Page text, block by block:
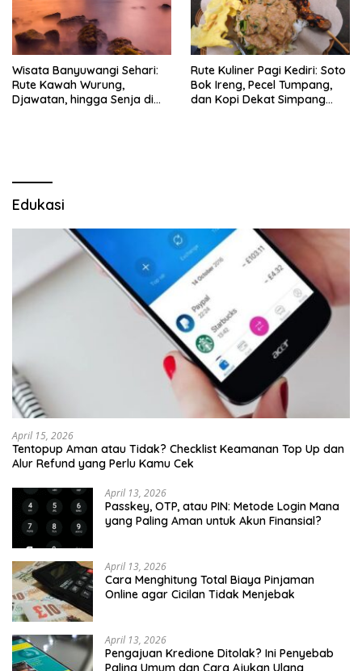
Wisata Banyuwangi Sehari:
Rute Kawah Wurung,
Djawatan, hingga Senja di
Rute Kuliner Pagi Kediri: Soto
Bok Ireng, Pecel Tumpang,
dan Kopi Dekat Simpang
Edukasi
April 15, 2026
Tentopup Aman atau Tidak? Checklist Keamanan Top Up dan
Alur Refund yang Perlu Kamu Cek
April 13, 2026
Passkey, OTP, atau PIN: Metode Login Mana
yang Paling Aman untuk Akun Finansial?
April 13, 2026
Cara Menghitung Total Biaya Pinjaman
Online agar Cicilan Tidak Menjebak
April 13, 2026
Pengajuan Kredione Ditolak? Ini Penyebab
Paling Umum dan Cara Ajukan Ulang